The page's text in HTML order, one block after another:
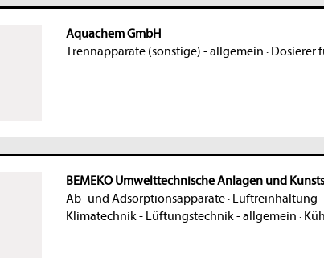
Aquachem GmbH
Trennapparate (sonstige) - allgemein · Dosierer
BEMEKO Umwelttechnische Anlagen und
Ab- und Adsorptionsapparate· Luftreinhaltung
Klimatechnik - Lüftungstechnik - allgemein ·